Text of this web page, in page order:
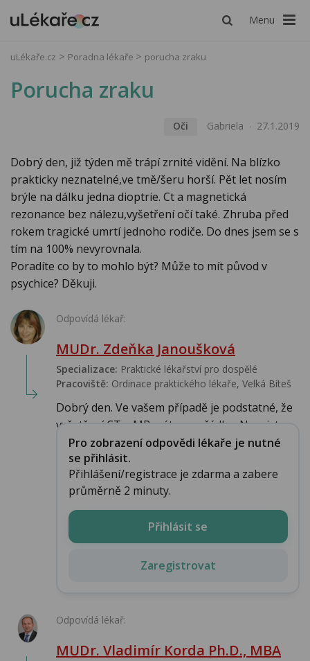
Menu
uLékaře.cz Poradna lékaře porucha zraku
Porucha zraku
Oči Gabriela 27.1.2019
Dobrý den, již týden mě trápí zrnité vidění. Na blízko
prakticky neznatelné,ve tmě/šeru horší. Pět let nosím
brýle na dálku jedna dioptrie. Ct a magnetická
rezonance bez nálezu,vyšetření očí také. Zhruba před
rokem tragické umrtí jednoho rodiče. Do dnes jsem se s
tím na 100% nevyrovnala.
Poradíte co by to mohlo být? Může to mít původ v
psychice? Děkuji.
Odpovídá lékař:
MUDr. Zdeňka Janoušková
Specializace: Praktické lékařství pro dospělé
Pracoviště: Ordinace praktického lékaře, Velká Bíteš
Dobrý den. Ve vašem případě je podstatné, že
vyšetření CT a MR máte v pořádku. Neexistu...
Pro zobrazení odpovědi lékaře je nutné
se přihlásit.
Přihlášení/registrace je zdarma a zabere
průměrně 2 minuty.
Přihlásit se
Zaregistrovat
Odpovídá lékař:
MUDr. Vladimír Korda Ph.D., MBA